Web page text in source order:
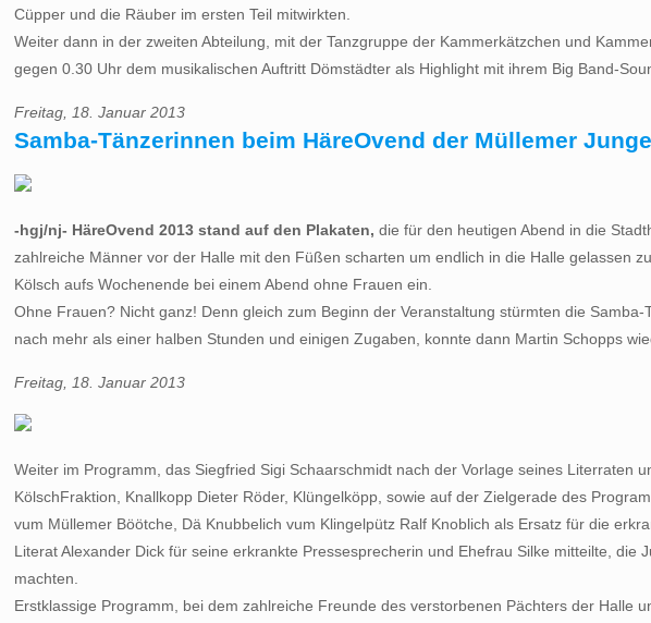
Cüpper und die Räuber im ersten Teil mitwirkten.
Weiter dann in der zweiten Abteilung, mit der Tanzgruppe der Kammerkätzchen und
gegen 0.30 Uhr dem musikalischen Auftritt Dömstädter als Highlight mit ihrem Big Band-
Freitag, 18. Januar 2013
Samba-Tänzerinnen beim HäreOvend der Müllemer
-hgj/nj- HäreOvend 2013 stand auf den Plakaten, die für den heutigen Abend in die
zahlreiche Männer vor der Halle mit den Füßen scharten um endlich in die Halle gelassen
Kölsch aufs Wochenende bei einem Abend ohne Frauen ein.
Ohne Frauen? Nicht ganz! Denn gleich zum Beginn der Veranstaltung stürmten die
nach mehr als einer halben Stunden und einigen Zugaben, konnte dann Martin Schopps
Freitag, 18. Januar 2013
Weiter im Programm, das Siegfried Sigi Schaarschmidt nach der Vorlage seines Literraten
KölschFraktion, Knallkopp Dieter Röder, Klüngelköpp, sowie auf der Zielgerade des
vum Müllemer Böötche, Dä Knubbelich vum Klingelpütz Ralf Knoblich als Ersatz für die
Literat Alexander Dick für seine erkrankte Pressesprecherin und Ehefrau Silke mitteilte, die
machten.
Erstklassige Programm, bei dem zahlreiche Freunde des verstorbenen Pächters der Halle